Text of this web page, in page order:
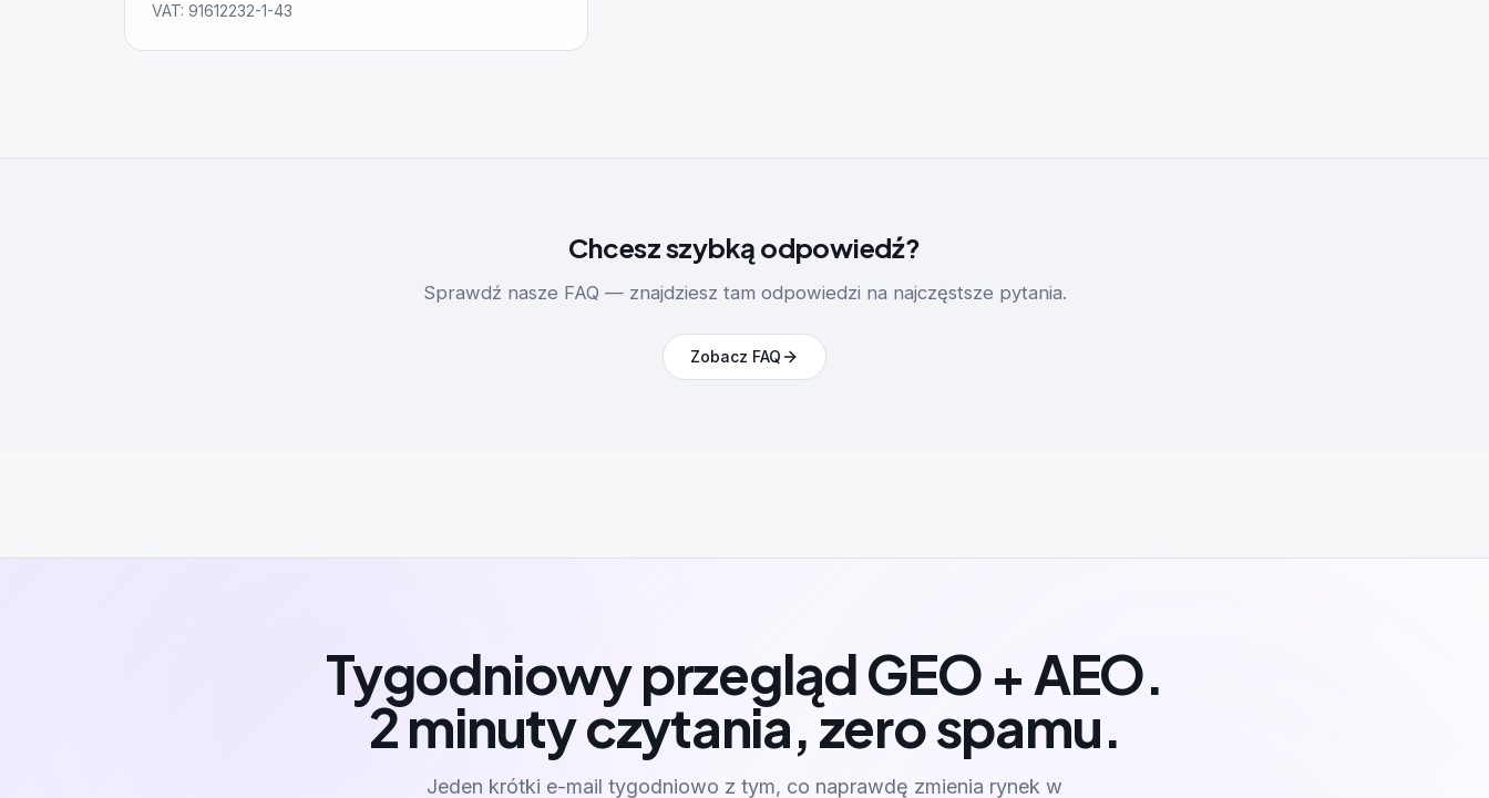
VAT: 91612232-1-43
Chcesz szybką odpowiedź?
Sprawdź nasze FAQ — znajdziesz tam odpowiedzi na najczęstsze pytania.
Zobacz FAQ
Tygodniowy przegląd GEO + AEO.
2 minuty czytania, zero spamu.
Jeden krótki e-mail tygodniowo z tym, co naprawdę zmienia rynek w